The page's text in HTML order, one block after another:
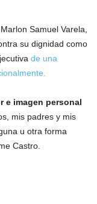
Samuel Varela,
su dignidad como
de una
e imagen personal
mis padres y mis
u otra forma
Castro.